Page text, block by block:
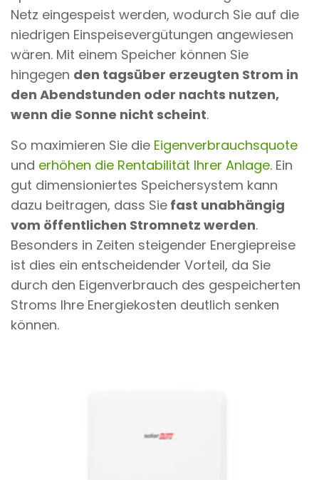
Netz eingespeist werden, wodurch Sie auf die
niedrigen Einspeisevergütungen angewiesen
wären. Mit einem Speicher können Sie
hingegen den tagsüber erzeugten Strom in
den Abendstunden oder nachts nutzen,
wenn die Sonne nicht scheint.
So maximieren Sie die Eigenverbrauchsquote
und erhöhen die Rentabilität Ihrer Anlage. Ein
gut dimensioniertes Speichersystem kann
dazu beitragen, dass Sie fast unabhängig
vom öffentlichen Stromnetz werden.
Besonders in Zeiten steigender Energiepreise
ist dies ein entscheidender Vorteil, da Sie
durch den Eigenverbrauch des gespeicherten
Stroms Ihre Energiekosten deutlich senken
können.